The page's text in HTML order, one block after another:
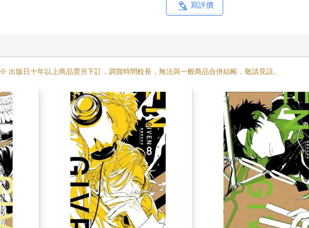
寫評價
※ 出版日十年以上商品需另下訂，調貨時間較長，無法與一般商品合併結帳，敬請見諒。